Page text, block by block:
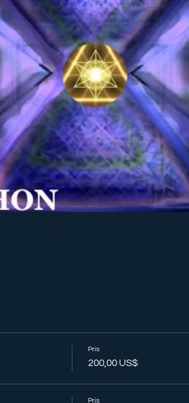
Pris
200,00 US$
Pris